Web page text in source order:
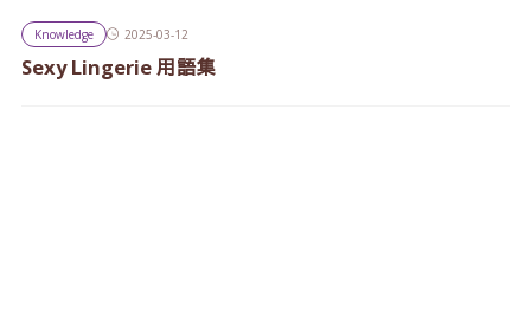
Knowledge 2025-03-12
Sexy Lingerie 用語集